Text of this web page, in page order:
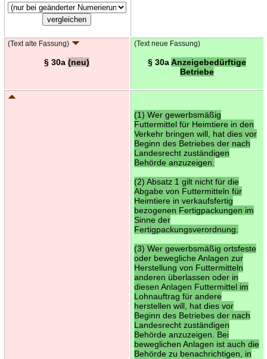
(Text alte Fassung)
§ 30a (neu)
(Text neue Fassung)
§ 30aAnzeigebedürftige
Betriebe
(1) Wer gewerbsmäßig
Futtermittel für Heimtiere in den
Verkehr bringen will, hat dies vor
Beginn des Betriebes der nach
Landesrecht zuständigen
Behörde anzuzeigen.
(2) Absatz 1 gilt nicht für die
Abgabe von Futtermitteln für
Heimtiere in verkaufsfertig
bezogenen Fertigpackungen im
Sinne der
Fertigpackungsverordnung.
(3) Wer gewerbsmäßig ortsfeste
oder bewegliche Anlagen zur
Herstellung von Futtermitteln
anderen überlassen oder in
diesen Anlagen Futtermittel im
Lohnauftrag für andere
herstellen will, hat dies vor
Beginn des Betriebes der nach
Landesrecht zuständigen
Behörde anzuzeigen. Bei
beweglichen Anlagen ist auch die
Behörde zu benachrichtigen, in